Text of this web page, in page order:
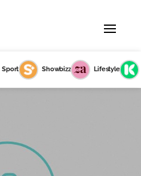
Sport Showbizz Lifestyle